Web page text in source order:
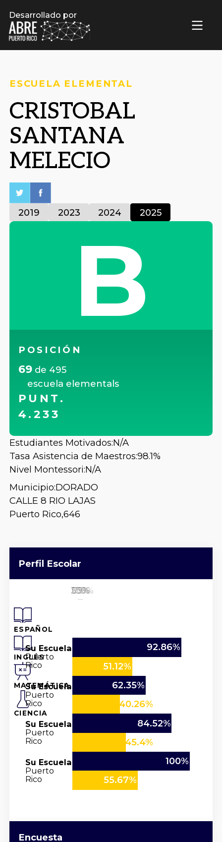
Desarrollado por
ESCUELA ELEMENTAL
CRISTOBAL
SANTANA
MELECIO
2019 2023 2024 2025
B
POSICIÓN
69 de 495
escuela elementals
PUNT.
4.233
Estudiantes Motivados:N/A
Tasa Asistencia de Maestros:98.1%
Nivel Montessori:N/A
Municipio:DORADO
CALLE 8 RIO LAJAS
Puerto Rico,646
Perfil Escolar
ESPAÑOL
INGLÉS
MATEMÁTICA
CIENCIA
Su Escuela
Puerto
Rico
92.86%
51.12%
Su Escuela
Puerto
Rico
62.35%
40.26%
Su Escuela
Puerto
Rico
84.52%
45.4%
Su Escuela
Puerto
Rico
100%
55.67%
0%
25%
50%
75%
100%
Encuesta